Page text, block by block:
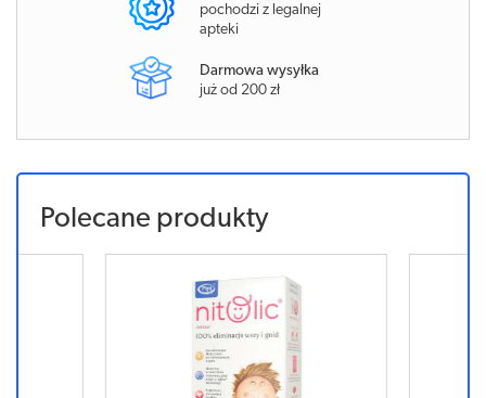
pochodzi z legalnej
apteki
Darmowa wysyłka
już od 200 zł
Polecane produkty